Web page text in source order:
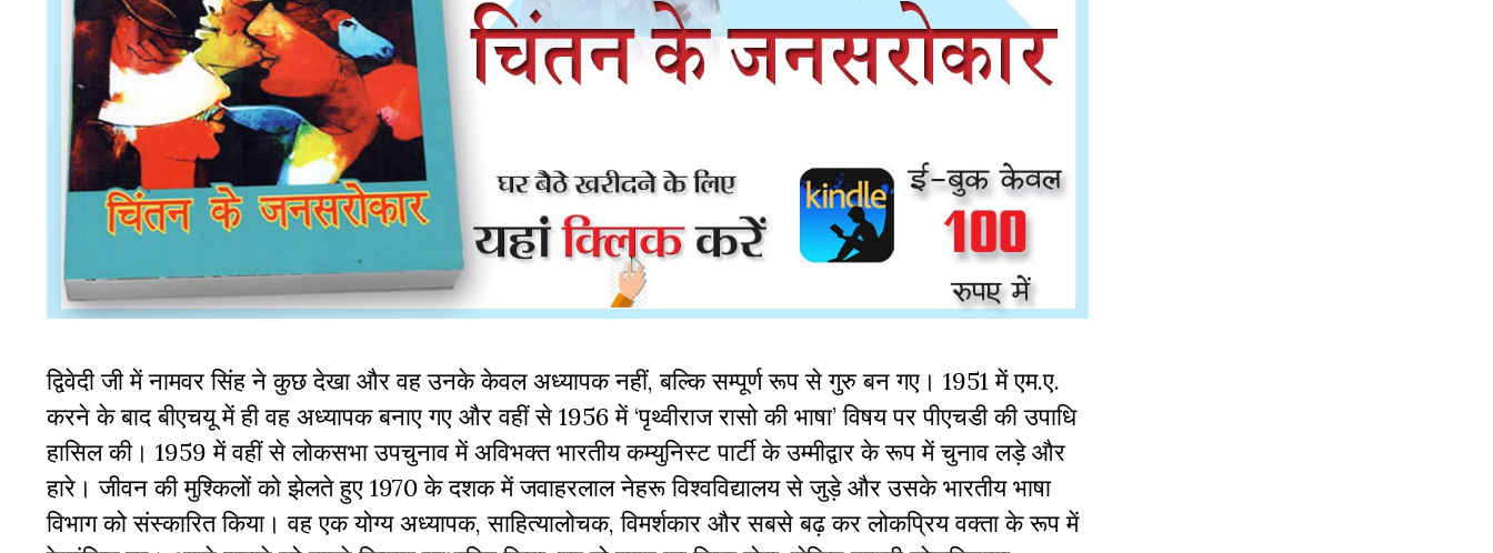
द्विवेदी जी में नामवर सिंह ने कुछ देखा और वह उनके केवल अध्यापक नहीं, बल्कि सम्पूर्ण रूप से गुरु बन गए। 1951 में एम.ए.
करने के बाद बीएचयू में ही वह अध्यापक बनाए गए और वहीं से 1956 में ‘पृथ्वीराज रासो की भाषा’ विषय पर पीएचडी की उपाधि
हासिल की। 1959 में वहीं से लोकसभा उपचुनाव में अविभक्त भारतीय कम्युनिस्ट पार्टी के उम्मीद्वार के रूप में चुनाव लड़े और
हारे। जीवन की मुश्किलों को झेलते हुए 1970 के दशक में जवाहरलाल नेहरू विश्वविद्यालय से जुड़े और उसके भारतीय भाषा
विभाग को संस्कारित किया। वह एक योग्य अध्यापक, साहित्यालोचक, विमर्शकार और सबसे बढ़ कर लोकप्रिय वक्ता के रूप में